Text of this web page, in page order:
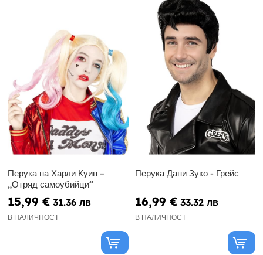
Перука на Харли Куин –
„Отряд самоубийци“
15,99 € 31.36 лв
В НАЛИЧНОСТ
Перука Дани Зуко - Грейс
16,99 € 33.32 лв
В НАЛИЧНОСТ